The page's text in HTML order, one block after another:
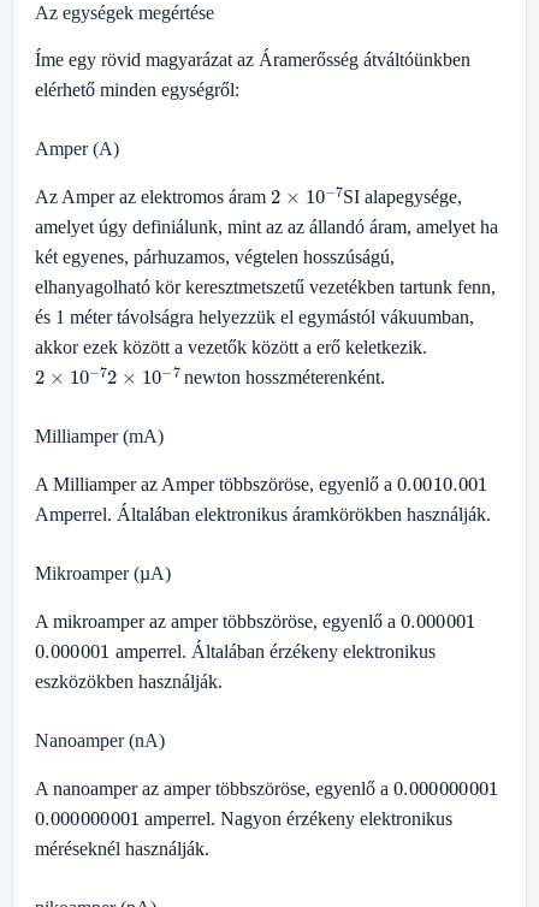
Az egységek megértése
Íme egy rövid magyarázat az Áramerősség átváltóünkben
elérhető minden egységről:
Amper (A)
Az Amper az elektromos áram 2 10 − 7 SI alapegysége,
amelyet úgy definiálunk, mint az az állandó áram, amelyet ha
két egyenes, párhuzamos, végtelen hosszúságú,
elhanyagolható kör keresztmetszetű vezetékben tartunk fenn,
és 1 méter távolságra helyezzük el egymástól vákuumban,
akkor ezek között a vezetők között a erő keletkezik.
2 10 − 7 2 10 − 7 newton hosszméterenként.
Milliamper (mA)
A Milliamper az Amper többszöröse, egyenlő a 0.0010.001
Amperrel. Általában elektronikus áramkörökben használják.
Mikroamper (µA)
A mikroamper az amper többszöröse, egyenlő a 0.000001
0.000001 amperrel. Általában érzékeny elektronikus
eszközökben használják.
Nanoamper (nA)
A nanoamper az amper többszöröse, egyenlő a 0.000000001
0.000000001 amperrel. Nagyon érzékeny elektronikus
méréseknél használják.